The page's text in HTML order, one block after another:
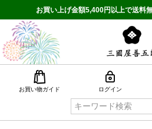
お買い上げ金額5,400円以上で送料
お買い物ガイド ログイン